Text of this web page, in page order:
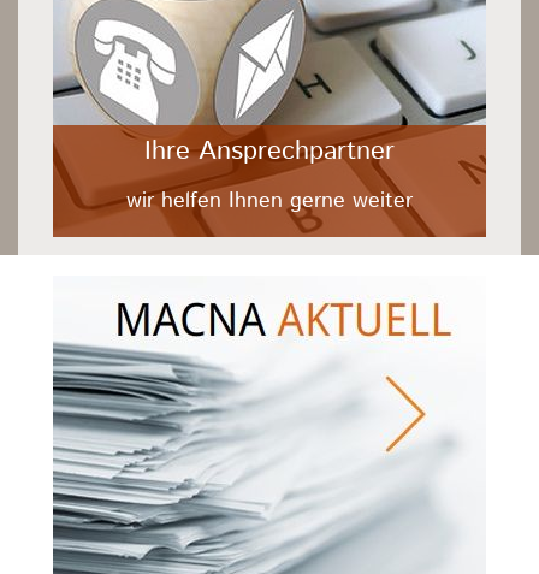
Ihre Ansprechpartner
wir helfen Ihnen gerne weiter